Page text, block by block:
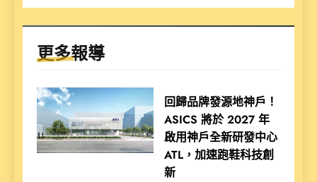
更多報導
回歸品牌發源地神戶！
ASICS 將於 2027 年
啟用神戶全新研發中心
ATL，加速跑鞋科技創
新